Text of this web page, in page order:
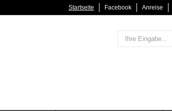
Startseite Facebook Anreise